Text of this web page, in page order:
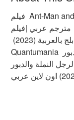
فيلم Ant-Man and the Wasp: Quantumaniaكامل اون لاين
مترجم عربي |فيلم Ant-Man and the Wasp: Quantumania
(2023) المدبلج بالعربية | Ant-Man and the Wasp:
Quantumania المجانية على الإنترنت | الرجل النملة والدبور
| الرجل النملة والدبور